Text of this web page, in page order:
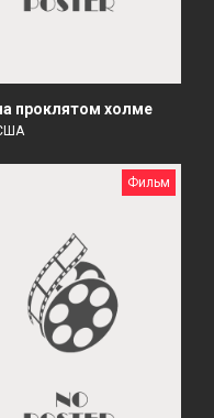
проклятом холме
Фильм